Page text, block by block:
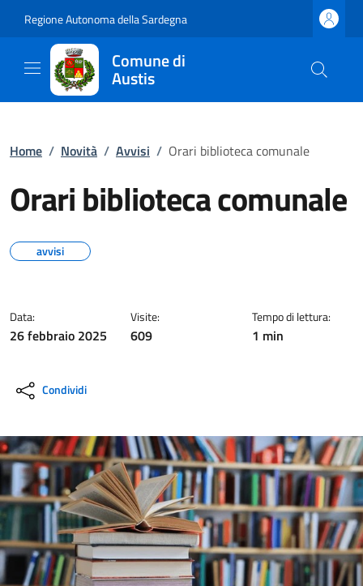
Regione Autonoma della Sardegna
Comune di
Austis
Home / Novità / Avvisi / Orari biblioteca comunale
Orari biblioteca comunale
avvisi
Data:
26 febbraio 2025
Visite:
609
Tempo di lettura:
1 min
Condividi